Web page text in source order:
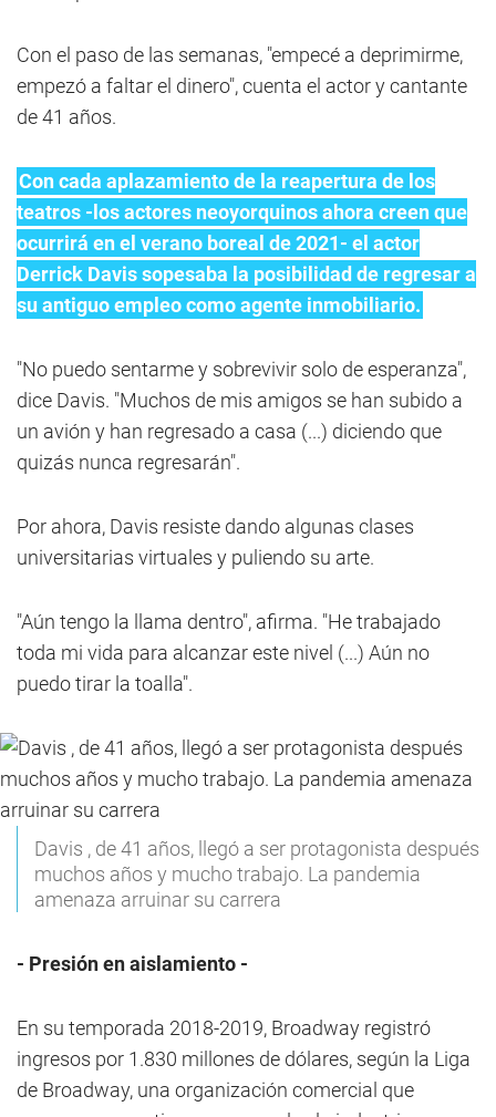
Con el paso de las semanas, "empecé a deprimirme,
empezó a faltar el dinero", cuenta el actor y cantante
de 41 años.
Con cada aplazamiento de la reapertura de los
teatros -los actores neoyorquinos ahora creen que
ocurrirá en el verano boreal de 2021- el actor
Derrick Davis sopesaba la posibilidad de regresar a
su antiguo empleo como agente inmobiliario.
"No puedo sentarme y sobrevivir solo de esperanza",
dice Davis. "Muchos de mis amigos se han subido a
un avión y han regresado a casa (...) diciendo que
quizás nunca regresarán".
Por ahora, Davis resiste dando algunas clases
universitarias virtuales y puliendo su arte.
"Aún tengo la llama dentro", afirma. "He trabajado
toda mi vida para alcanzar este nivel (...) Aún no
puedo tirar la toalla".
Davis , de 41 años, llegó a ser protagonista después
muchos años y mucho trabajo. La pandemia
amenaza arruinar su carrera
- Presión en aislamiento -
En su temporada 2018-2019, Broadway registró
ingresos por 1.830 millones de dólares, según la Liga
de Broadway, una organización comercial que